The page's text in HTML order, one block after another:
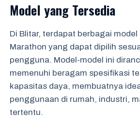
Model yang Tersedia
Di Blitar, terdapat berbagai
Marathon yang dapat dipilih
pengguna. Model-model ini
memenuhi beragam spesifikasi
kapasitas daya, membuatnya
penggunaan di rumah, industri,
tertentu.